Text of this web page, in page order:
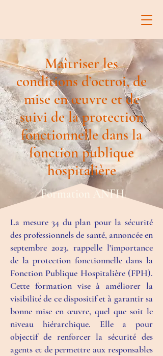
Maîtriser les
conditions d’octroi, de
mise en œuvre et de
suivi de la protection
fonctionnelle dans la
fonction publique
hospitalière
Formation ANFH
La mesure 34 du plan pour la sécurité
des professionnels de santé, annoncée en
septembre 2023, rappelle l'importance
de la protection fonctionnelle dans la
Fonction Publique Hospitalière (FPH).
Cette formation vise à améliorer la
visibilité de ce dispositif et à garantir sa
bonne mise en œuvre, quel que soit le
niveau hiérarchique. Elle a pour
objectif de renforcer la sécurité des
agents et de permettre aux responsables